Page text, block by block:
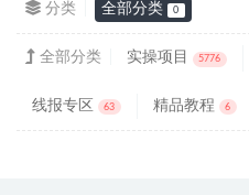
分类 全部分类 0
全部分类 实操项目 5776
线报专区 63 精品教程 6